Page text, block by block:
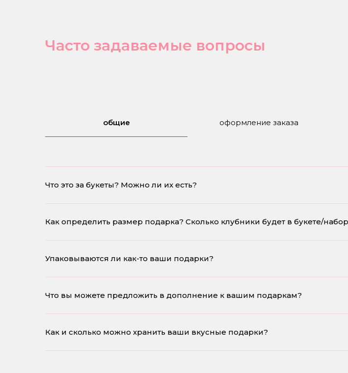
Часто задаваемые вопросы
общие оформление заказа
Что это за букеты? Можно ли их есть?
Как определить размер подарка? Сколько клубники будет в букете/
Упаковываются ли как-то ваши подарки?
Что вы можете предложить в дополнение к вашим подаркам?
Как и сколько можно хранить ваши вкусные подарки?